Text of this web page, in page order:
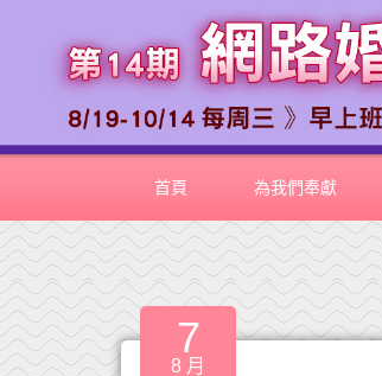
首頁 為我們奉獻
7
8 月